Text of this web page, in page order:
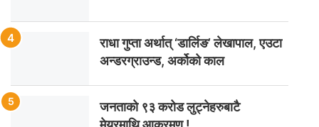
राधा गुप्ता अर्थात् ‘डार्लिङ’ लेखापाल, एउटा
अन्डरग्राउन्ड, अर्कोको काल
जनताको ९३ करोड लुट्नेहरुबाटै